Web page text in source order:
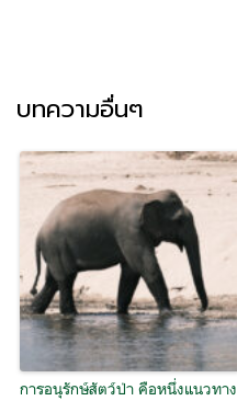
บทความอื่นๆ
การอนุรักษ์สัตว์ป่า คือหนึ่งแนวทาง